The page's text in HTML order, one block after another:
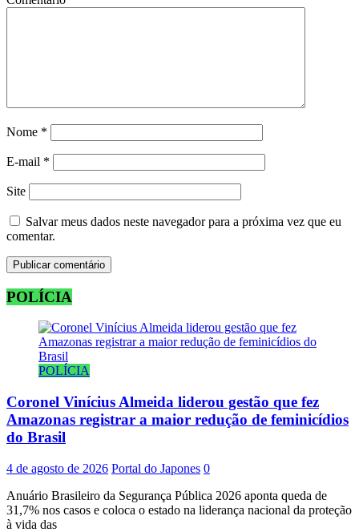
Nome *
E-mail *
Site
Salvar meus dados neste navegador para a próxima vez que eu
comentar.
POLÍCIA
POLÍCIA
Coronel Vinícius Almeida liderou gestão que fez
Amazonas registrar a maior redução de feminicídios
do Brasil
4 de agosto de 2026 Portal do Japones 0
Anuário Brasileiro da Segurança Pública 2026 aponta queda de
31,7% nos casos e coloca o estado na liderança nacional da proteção
à vida das